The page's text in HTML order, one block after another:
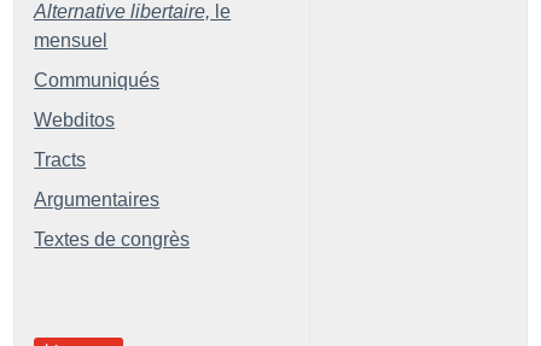
Alternative libertaire, le
mensuel
Communiqués
Webditos
Tracts
Argumentaires
Textes de congrès